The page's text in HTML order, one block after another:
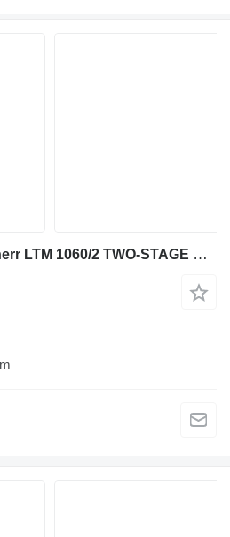
Zubové čerpadlo Liebherr LTM 1060/2 TWO-STAGE PUMP 512135508 na autožeriava